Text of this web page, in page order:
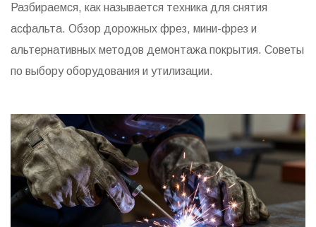
Разбираемся, как называется техника для снятия
асфальта. Обзор дорожных фрез, мини-фрез и
альтернативных методов демонтажа покрытия. Советы
по выбору оборудования и утилизации.